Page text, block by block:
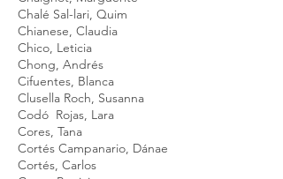
Chalé Sal-lari, Quim
Chianese, Claudia
Chico, Leticia
Chong, Andrés
Cifuentes, Blanca
Clusella Roch, Susanna
Codó Rojas, Lara
Cores, Tana
Cortés Campanario, Dánae
Cortés, Carlos